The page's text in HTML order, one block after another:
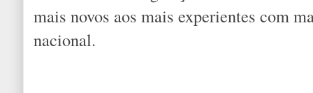
mais novos aos mais experientes com
nacional.